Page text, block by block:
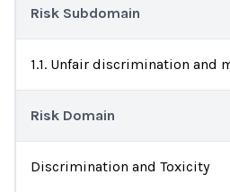
Risk Subdomain
1.1. Unfair discrimination and
Risk Domain
Discrimination and Toxicity